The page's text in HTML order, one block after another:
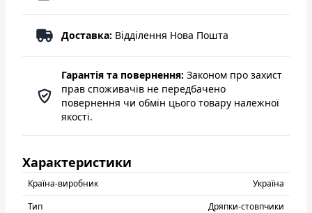
Доставка: Відділення Нова Пошта
Гарантія та повернення: Законом про захист
прав споживачів не передбачено
повернення чи обмін цього товару належної
якості.
Характеристики
Країна-виробник
Україна
Тип
Дряпки-стовпчики